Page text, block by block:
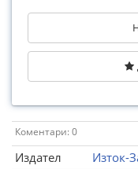
Коментари: 0
Издател
Изток-